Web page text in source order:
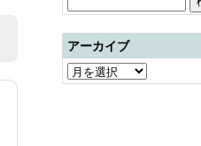
アーカイブ